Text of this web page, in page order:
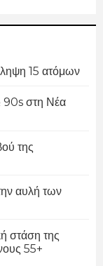
15 ατόμων
90s στη Νέα
της
αυλή των
στάση της
55+